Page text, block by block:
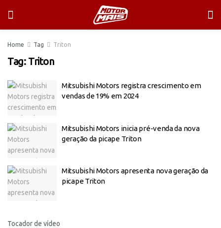
Home Tag Triton
Tag: Triton
Mitsubishi Motors registra crescimento em
vendas de 19% em 2024
Mitsubishi Motors inicia pré-venda da nova
geração da picape Triton
Mitsubishi Motors apresenta nova geração da
picape Triton
Tocador de vídeo